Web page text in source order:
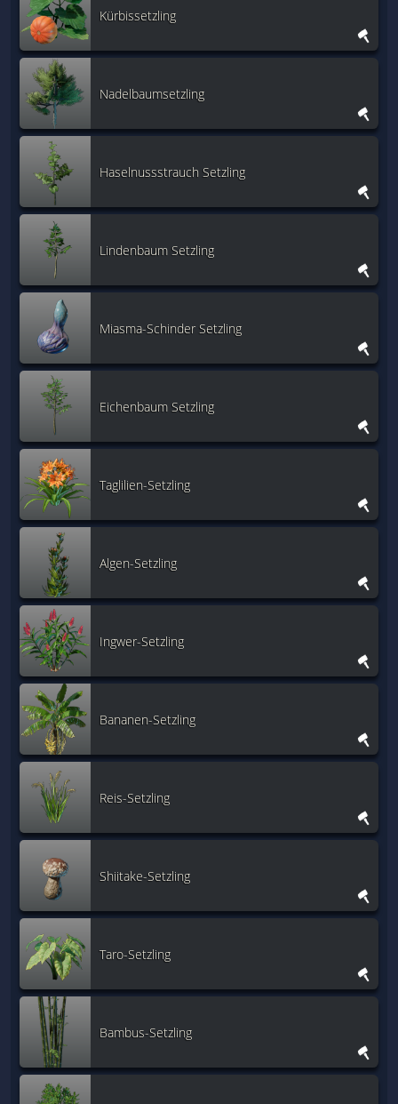
Kürbissetzling
Nadelbaumsetzling
Haselnussstrauch Setzling
Lindenbaum Setzling
Miasma-Schinder Setzling
Eichenbaum Setzling
Taglilien-Setzling
Algen-Setzling
Ingwer-Setzling
Bananen-Setzling
Reis-Setzling
Shiitake-Setzling
Taro-Setzling
Bambus-Setzling